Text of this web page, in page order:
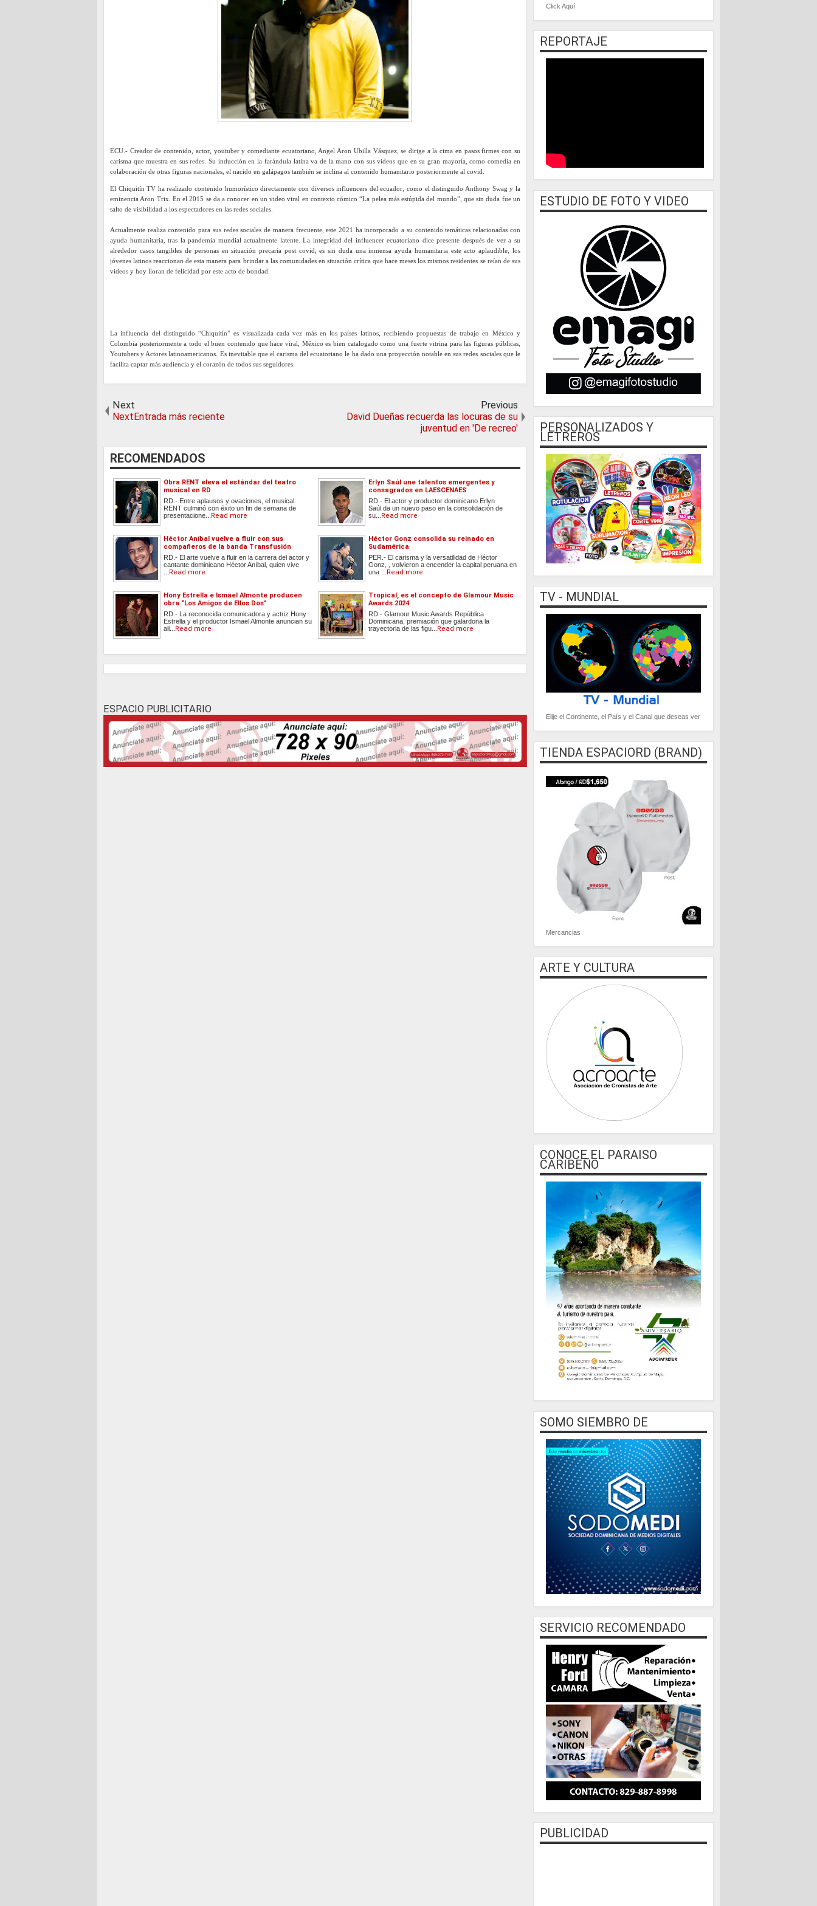
ECU.- Creador de contenido, actor, youtuber y comediante ecuatoriano, Angel Aron Ubilla Vásquez, se dirige a la cima en pasos firmes con su
carisma que muestra en sus redes. Su inducción en la farándula latina va de la mano con sus videos que en su gran mayoría, como comedia en
colaboración de otras figuras nacionales, el nacido en galápagos también se inclina al contenido humanitario posteriormente al covid.
El Chiquitín TV ha realizado contenido humorístico directamente con diversos influencers del ecuador, como el distinguido Anthony Swag y la
eminencia Aron Trix. En el 2015 se da a conocer en un video viral en contexto cómico “La pelea más estúpida del mundo”, que sin duda fue un
salto de visibilidad a los espectadores en las redes sociales.
Actualmente realiza contenido para sus redes sociales de manera frecuente, este 2021 ha incorporado a su contenido temáticas relacionadas con
ayuda humanitaria, tras la pandemia mundial actualmente latente. La integridad del influencer ecuatoriano dice presente después de ver a su
alrededor casos tangibles de personas en situación precaria post covid, es sin duda una inmensa ayuda humanitaria este acto aplaudible, los
jóvenes latinos reaccionan de esta manera para brindar a las comunidades en situación crítica que hace meses los mismos residentes se reían de sus
videos y hoy lloran de felicidad por este acto de bondad.
La influencia del distinguido “Chiquitín” es visualizada cada vez más en los países latinos, recibiendo propuestas de trabajo en México y
Colombia posteriormente a todo el buen contenido que hace viral, México es bien catalogado como una fuerte vitrina para las figuras públicas,
Youtubers y Actores latinoamericanos. Es inevitable que el carisma del ecuatoriano le ha dado una proyección notable en sus redes sociales que le
facilita captar más audiencia y el corazón de todos sus seguidores.
Next
NextEntrada más reciente
Previous
David Dueñas recuerda las locuras de su
juventud en 'De recreo'
RECOMENDADOS
Obra RENT eleva el estándar del teatro
musical en RD
RD.- Entre aplausos y ovaciones, el musical
RENT culminó con éxito un fin de semana de
presentacione...
Read more
Erlyn Saúl une talentos emergentes y
consagrados en LAESCENAES
RD.- El actor y productor dominicano Erlyn
Saúl da un nuevo paso en la consolidación de
su...
Read more
Héctor Aníbal vuelve a fluir con sus
compañeros de la banda Transfusión
RD.- El arte vuelve a fluir en la carrera del actor y
cantante dominicano Héctor Aníbal, quien vive
Read more
Héctor Gonz consolida su reinado en
Sudamérica
PER.- El carisma y la versatilidad de Héctor
Gonz, , volvieron a encender la capital peruana en
una ...
Read more
Hony Estrella e Ismael Almonte producen
obra “Los Amigos de Ellos Dos”
RD.- La reconocida comunicadora y actriz Hony
Estrella y el productor Ismael Almonte anuncian su
ali...
Read more
Tropical, es el concepto de Glamour Music
Awards 2024
RD.- Glamour Music Awards República
Dominicana, premiación que galardona la
trayectoria de las figu...
Read more
ESPACIO PUBLICITARIO
Click Aquí
REPORTAJE
ESTUDIO DE FOTO Y VIDEO
PERSONALIZADOS Y
LETREROS
TV - MUNDIAL
Elije el Continente, el País y el Canal que deseas ver
TIENDA ESPACIORD (BRAND)
Mercancias
ARTE Y CULTURA
CONOCE EL PARAISO
CARIBEÑO
SOMO SIEMBRO DE
SERVICIO RECOMENDADO
PUBLICIDAD